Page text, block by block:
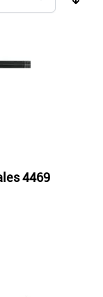
4469